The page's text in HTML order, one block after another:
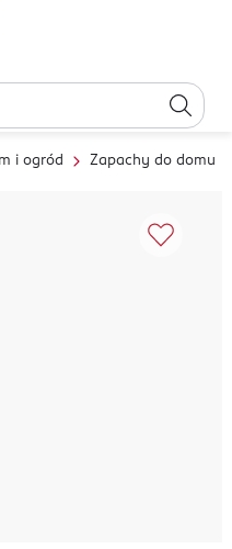
i ogród Zapachy do domu